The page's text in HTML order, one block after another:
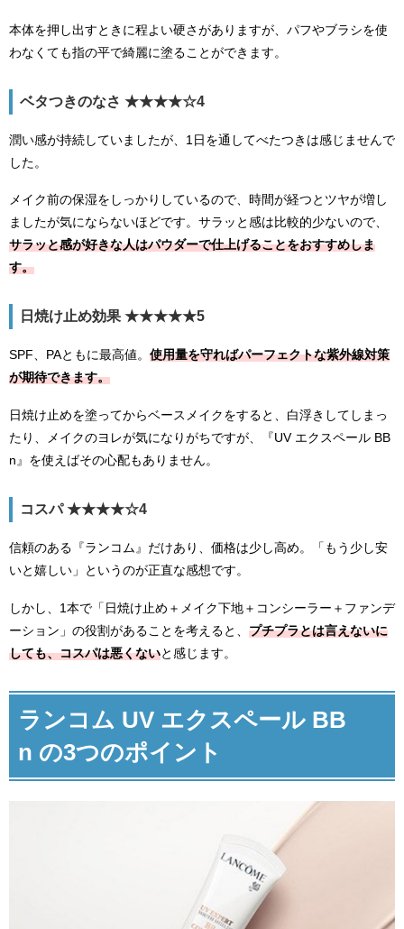
本体を押し出すときに程よい硬さがありますが、パフやブラシを使
わなくても指の平で綺麗に塗ることができます。
ベタつきのなさ ★★★★☆4
潤い感が持続していましたが、1日を通してべたつきは感じませんで
した。
メイク前の保湿をしっかりしているので、時間が経つとツヤが増し
ましたが気にならないほどです。サラッと感は比較的少ないので、
サラッと感が好きな人はパウダーで仕上げることをおすすめしま
す。
日焼け止め効果 ★★★★★5
SPF、PAともに最高値。 使用量を守ればパーフェクトな紫外線対策
が期待できます。
日焼け止めを塗ってからベースメイクをすると、白浮きしてしまっ
たり、メイクのヨレが気になりがちですが、『UV エクスペール BB
n』を使えばその心配もありません。
コスパ ★★★★☆4
信頼のある『ランコム』だけあり、価格は少し高め。「もう少し安
いと嬉しい」というのが正直な感想です。
しかし、1本で「日焼け止め＋メイク下地＋コンシーラー＋ファンデ
ーション」の役割があることを考えると、 プチプラとは言えないに
しても、コスパは悪くないと感じます。
ランコム UV エクスペール BB
n の3つのポイント